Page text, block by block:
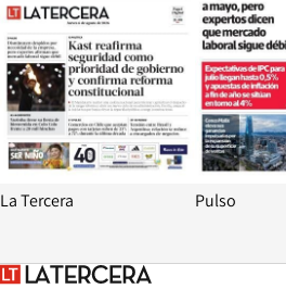
La Tercera Pulso